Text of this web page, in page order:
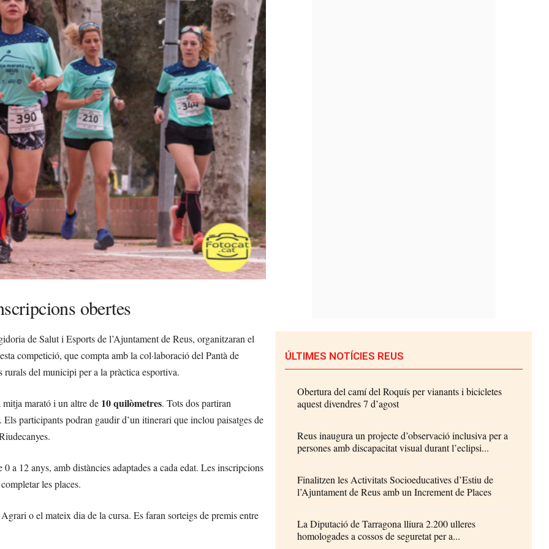
obertes
de Salut i Esports de l’Ajuntament de Reus, organitzaran el
competició, que compta amb la col·laboració del Pantà de
del municipi per a la pràctica esportiva.
mitja marató i un altre de 10 quilòmetres. Tots dos partiran
participants podran gaudir d’un itinerari que inclou paisatges de
a 12 anys, amb distàncies adaptades a cada edat. Les inscripcions
les places.
o el mateix dia de la cursa. Es faran sorteigs de premis entre
ÚLTIMES NOTÍCIES REUS
Obertura del camí del Roquís per vianants i bicicletes
aquest divendres 7 d’agost
Reus inaugura un projecte d’observació inclusiva per a
persones amb discapacitat visual durant l’eclipsi...
Finalitzen les Activitats Socioeducatives d’Estiu de
l’Ajuntament de Reus amb un Increment de Places
La Diputació de Tarragona lliura 2.200 ulleres
homologades a cossos de seguretat per a...